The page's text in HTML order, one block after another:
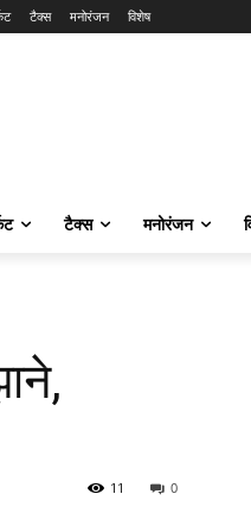
टैक्स मनोरंजन विशेष
टैक्स मनोरंजन
0
11